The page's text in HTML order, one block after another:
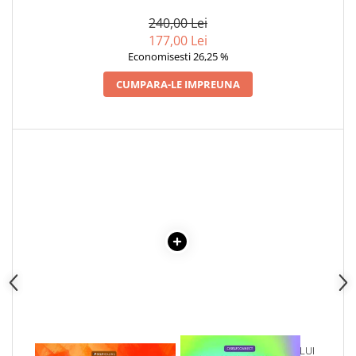
VOLUMELE I-III. CUTIE DE
COLECTIE -SCARLAT
240,00 Lei
177,00 Lei
Economisesti 26,25 %
CUMPARA-LE IMPREUNA
1 x ENCICLOPEDIA 1 x VINDECAREA COPILULUI